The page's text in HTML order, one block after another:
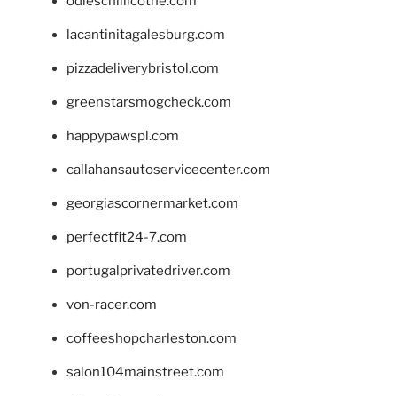
lacantinitagalesburg.com
pizzadeliverybristol.com
greenstarsmogcheck.com
happypawspl.com
callahansautoservicecenter.com
georgiascornermarket.com
perfectfit24-7.com
portugalprivatedriver.com
von-racer.com
coffeeshopcharleston.com
salon104mainstreet.com